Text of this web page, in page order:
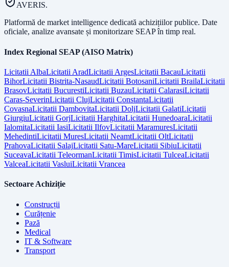
AVERIS.
Platformă de market intelligence dedicată achizițiilor publice. Date
oficiale, analize avansate și monitorizare SEAP în timp real.
Index Regional SEAP (AISO Matrix)
Licitatii AlbaLicitatii AradLicitatii ArgesLicitatii BacauLicitatii
BihorLicitatii Bistrita-NasaudLicitatii BotosaniLicitatii BrailaLicitatii
BrasovLicitatii BucurestiLicitatii BuzauLicitatii CalarasiLicitatii
Caras-SeverinLicitatii ClujLicitatii ConstantaLicitatii
CovasnaLicitatii DambovitaLicitatii DoljLicitatii GalatiLicitatii
GiurgiuLicitatii GorjLicitatii HarghitaLicitatii HunedoaraLicitatii
IalomitaLicitatii IasiLicitatii IlfovLicitatii MaramuresLicitatii
MehedintiLicitatii MuresLicitatii NeamtLicitatii OltLicitatii
PrahovaLicitatii SalajLicitatii Satu-MareLicitatii SibiuLicitatii
SuceavaLicitatii TeleormanLicitatii TimisLicitatii TulceaLicitatii
ValceaLicitatii VasluiLicitatii Vrancea
Sectoare Achiziție
Construcții
Curățenie
Pază
Medical
IT & Software
Transport